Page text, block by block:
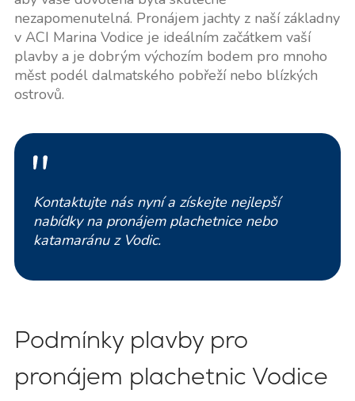
nezapomenutelná. Pronájem jachty z naší základny
v ACI Marina Vodice je ideálním začátkem vaší
plavby a je dobrým výchozím bodem pro mnoho
měst podél dalmatského pobřeží nebo blízkých
ostrovů.
Kontaktujte nás nyní a získejte nejlepší
nabídky na pronájem plachetnice nebo
katamaránu z Vodic.
Podmínky plavby pro
pronájem plachetnic Vodice